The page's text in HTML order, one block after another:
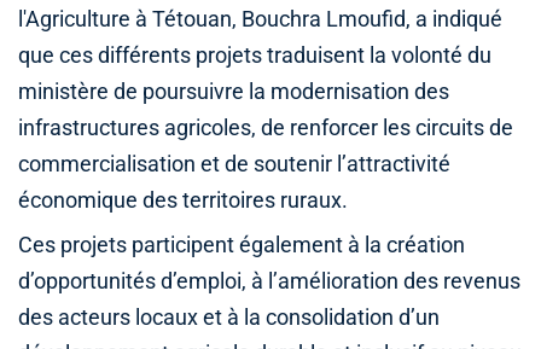
l'Agriculture à Tétouan, Bouchra Lmoufid, a indiqué
que ces différents projets traduisent la volonté du
ministère de poursuivre la modernisation des
infrastructures agricoles, de renforcer les circuits de
commercialisation et de soutenir l’attractivité
économique des territoires ruraux.
Ces projets participent également à la création
d’opportunités d’emploi, à l’amélioration des revenus
des acteurs locaux et à la consolidation d’un